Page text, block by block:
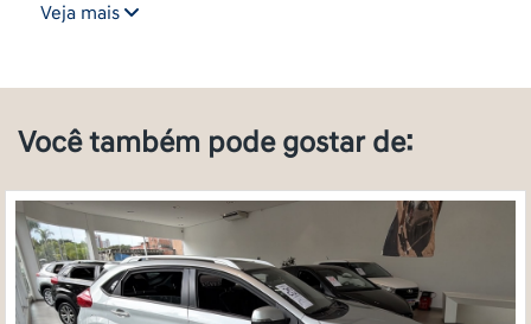
Veja mais
Você também pode gostar de: